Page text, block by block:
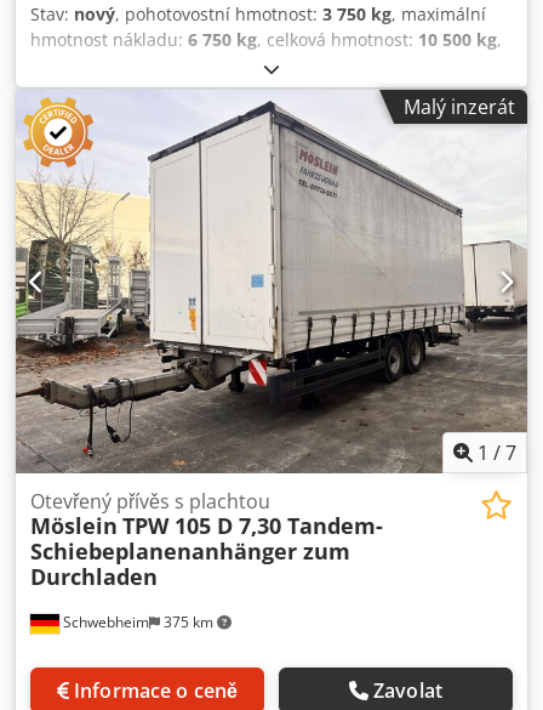
Stav: nový, pohotovostní hmotnost: 3 750 kg, maximální
hmotnost nákladu: 6 750 kg, celková hmotnost: 10 500 kg,
2 nápravy
mm, šířka ložného prostoru:2 480 mm, výška ložného
prostoru:
, objem ložného prostoru:47 m³,
zavěšení:
vzduch, rozměr pneumatiky:245 / 70 R 17,5
rozvor náprav:990 mm , barva: jiný, typ převodu:
velikost přední pneumatiky:
245 / 70 R 17,5
, velikost zadní
pneumatiky:
245 / 70 R 17,5 , kabina řidiče:
, emisní
třída:žádný , palivo: , Vybavení: ABS, pneumatická
brzda, Vpředu portálové dveře pro průběžné nakládání,
vzadu portálové dveře, 7 párů kotevních ok na ložné ploše,
ložná výška cca 1 050 mm, obrysové značení dle předpisu
ECE R 048, -- Změny, tiskové chyby a omyly vyhrazeny,
ilustrační fotografie --, Více informací na: !, Další
podrobnosti: ! Chjdpezn Nxcofx Acaoa
Malý inzerát
1 /7
Schwebheim 375 km
Otevřený přívěs s plachtou
Möslein TPW 105 D 7,30 Tandem-
Schiebeplanenanhänger zum
Durchladen
Informace o ceně Zavolat